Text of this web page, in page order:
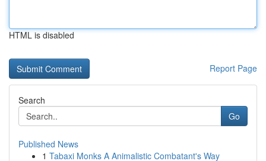
HTML is disabled
Report Page
Search
Go
Published News
1 Tabaxi Monks A Animalistic Combatant's Way